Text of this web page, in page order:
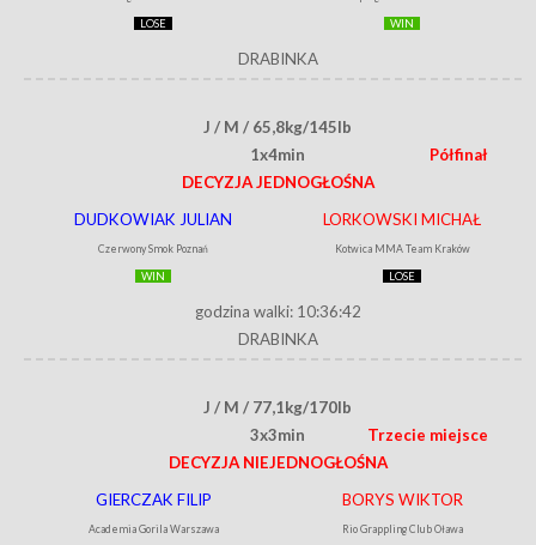
LOSE WIN
DRABINKA
J / M / 65,8kg/145lb
1x4min
Półfinał
DECYZJA JEDNOGŁOŚNA
DUDKOWIAK JULIAN
Czerwony Smok Poznań
WIN
LORKOWSKI MICHAŁ
Kotwica MMA Team Kraków
LOSE
godzina walki: 10:36:42
DRABINKA
J / M / 77,1kg/170lb
3x3min
Trzecie miejsce
DECYZJA NIEJEDNOGŁOŚNA
GIERCZAK FILIP
Academia Gorila Warszawa
BORYS WIKTOR
Rio Grappling Club Oława